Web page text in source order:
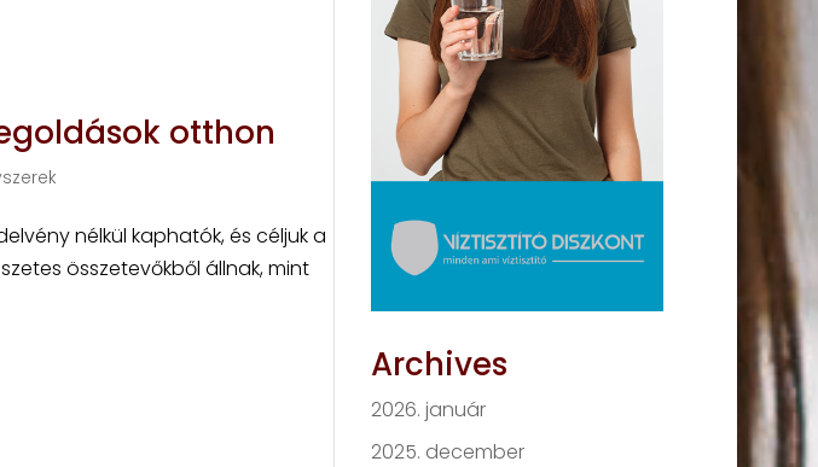
otthon
nélkül kaphatók, és céljuk a
összetevőkből állnak, mint
Archives
2026. január
2025. december